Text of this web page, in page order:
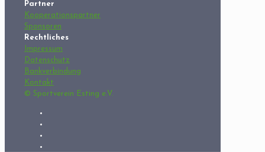
Partner
Kooperationspartner
Sponsoren
Rechtliches
Impressum
Datenschutz
Bankverbindung
Kontakt
© Sportverein Esting e.V.